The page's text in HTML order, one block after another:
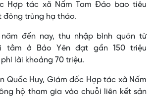
Hợp tác xã Nấm Tam Đảo bao tiêu
đông trùng hạ thảo.
đến nay, thu nhập bình quân từ
tằm ở Bảo Yên đạt gần 150 triệu
lãi khoảng 70 triệu.
Quốc Huy, Giám đốc Hợp tác xã Nấm
hộ tham gia vào chuỗi liên kết sản